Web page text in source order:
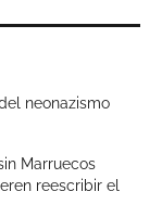
neonazismo
Marruecos
reescribir el